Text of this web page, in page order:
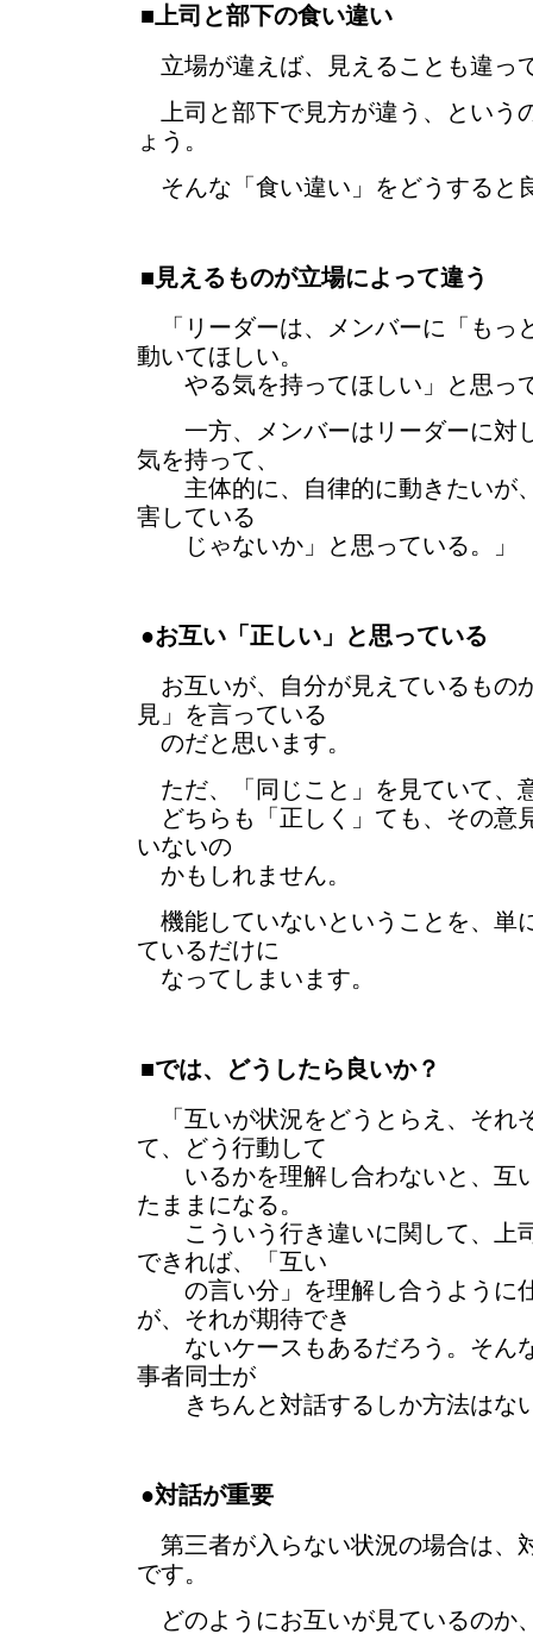
■上司と部下の食い違い
立場が違えば、見えることも違っ
上司と部下で見方が違う、という
ょう。
そんな「食い違い」をどうすると
■見えるものが立場によって違う
「リーダーは、メンバーに「もっ
動いてほしい。
やる気を持ってほしい」と思っ
一方、メンバーはリーダーに対
気を持って、
主体的に、自律的に動きたいが
害している
じゃないか」と思っている。」
●お互い「正しい」と思っている
お互いが、自分が見えているもの
見」を言っている
のだと思います。
ただ、「同じこと」を見ていて、
どちらも「正しく」ても、その意
いないの
かもしれません。
機能していないということを、単
ているだけに
なってしまいます。
■では、どうしたら良いか？
「互いが状況をどうとらえ、それ
て、どう行動して
いるかを理解し合わないと、互
たままになる。
こういう行き違いに関して、上
できれば、「互い
の言い分」を理解し合うように
が、それが期待でき
ないケースもあるだろう。そん
事者同士が
きちんと対話するしか方法はな
●対話が重要
第三者が入らない状況の場合は、
です。
どのようにお互いが見ているのか